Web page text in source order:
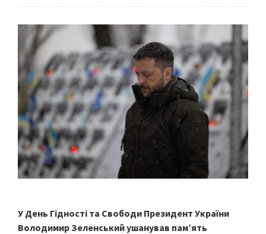
У День Гідності та Свободи Президент України
Володимир Зеленський ушанував пам’ять